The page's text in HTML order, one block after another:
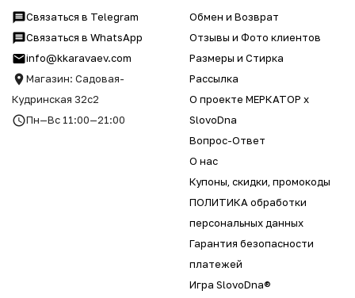
Связаться в Telegram
Связаться в WhatsApp
info@kkaravaev.com
Магазин: Садовая-
Кудринская 32с2
Пн—Вс 11:00—21:00
Обмен и Возврат
Отзывы и Фото клиентов
Размеры и Стирка
Рассылка
О проекте МЕРКАТОР x
SlovoDna
Вопрос-Ответ
О нас
Купоны, скидки, промокоды
ПОЛИТИКА обработки
персональных данных
Гарантия безопасности
платежей
Игра SlovoDna®